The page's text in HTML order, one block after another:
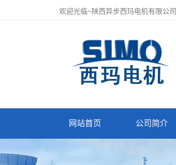
欢迎光临~陕西异步西玛电机有限公司
网站首页 公司简介